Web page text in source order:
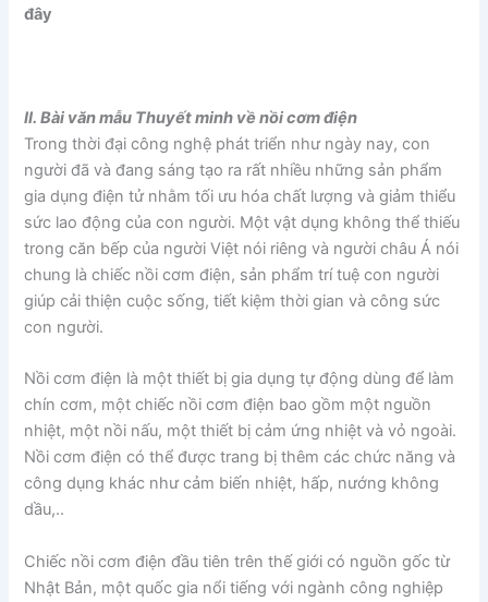
đây
II. Bài văn mẫu Thuyết minh về nồi cơm điện
Trong thời đại công nghệ phát triển như ngày nay, con
người đã và đang sáng tạo ra rất nhiều những sản phẩm
gia dụng điện tử nhằm tối ưu hóa chất lượng và giảm thiểu
sức lao động của con người. Một vật dụng không thể thiếu
trong căn bếp của người Việt nói riêng và người châu Á nói
chung là chiếc nồi cơm điện, sản phẩm trí tuệ con người
giúp cải thiện cuộc sống, tiết kiệm thời gian và công sức
con người.
Nồi cơm điện là một thiết bị gia dụng tự động dùng để làm
chín cơm, một chiếc nồi cơm điện bao gồm một nguồn
nhiệt, một nồi nấu, một thiết bị cảm ứng nhiệt và vỏ ngoài.
Nồi cơm điện có thể được trang bị thêm các chức năng và
công dụng khác như cảm biến nhiệt, hấp, nướng không
dầu,..
Chiếc nồi cơm điện đầu tiên trên thế giới có nguồn gốc từ
Nhật Bản, một quốc gia nổi tiếng với ngành công nghiệp